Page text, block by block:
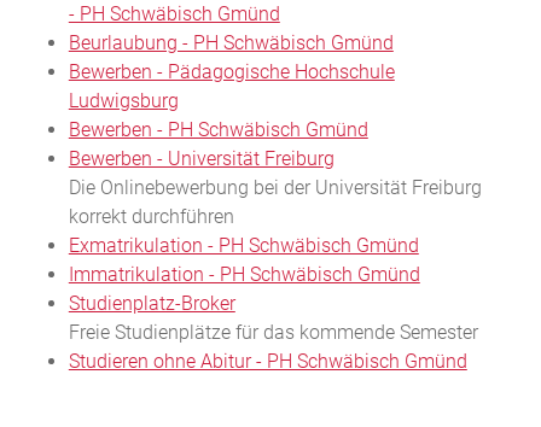
- PH Schwäbisch Gmünd
Beurlaubung - PH Schwäbisch Gmünd
Bewerben - Pädagogische Hochschule
Ludwigsburg
Bewerben - PH Schwäbisch Gmünd
Bewerben - Universität Freiburg
Die Onlinebewerbung bei der Universität Freiburg
korrekt durchführen
Exmatrikulation - PH Schwäbisch Gmünd
Immatrikulation - PH Schwäbisch Gmünd
Studienplatz-Broker
Freie Studienplätze für das kommende Semester
Studieren ohne Abitur - PH Schwäbisch Gmünd